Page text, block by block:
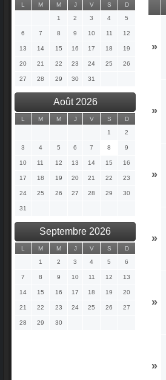
L M M J V S
D
1
2 3 4 5
6 7 8 9 10 11 12
13 14 15 16 17 18 19
20 21 22 23 24 25 26
27 28 29 30 31
Août 2026
L M M J V S
D
1
2
3 4 5 6 7 8 9
10 11 12 13 14 15 16
17 18 19 20 21 22 23
24 25 26 27 28 29 30
31
Septembre 2026
L M M J V S
D
1
2 3 4 5 6
7 8 9 10 11 12 13
14 15 16 17 18 19 20
21 22 23 24 25 26 27
28 29 30
»
»
»
»
»
»